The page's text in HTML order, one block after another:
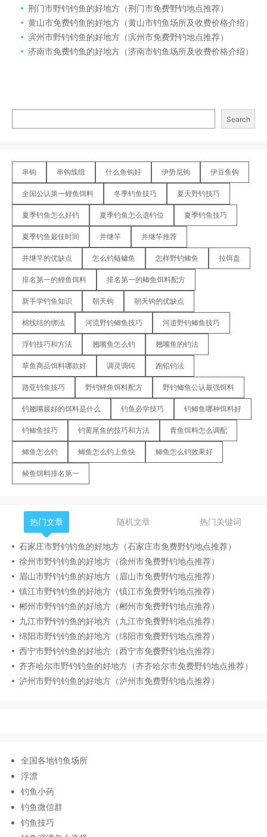
荆门市野钓钓鱼的好地方（荆门市免费野钓地点推荐）
黄山市免费钓鱼的好地方（黄山市钓鱼场所及收费价格介绍）
滨州市野钓钓鱼的好地方（滨州市免费野钓地点推荐）
济南市免费钓鱼的好地方（济南市钓鱼场所及收费价格介绍）
Search
串钩 串钩线组 什么鱼钩好 伊势尼钩 伊豆鱼钩
全国公认第一鲤鱼饵料 冬季钓鱼技巧 夏天野钓技巧
夏季钓鱼怎么好钓 夏季钓鱼怎么选钓位 夏季钓鱼技巧
夏季钓鱼最佳时间 并继竿 并继竿推荐
并继竿的优缺点 怎么钓鲢鳙鱼 怎样野钓鲫鱼 拉饵盘
排名第一的鲤鱼饵料 排名第一的鲫鱼饵料配方
新手学钓鱼知识 朝天钩 朝天钩的优缺点
棉线结的绑法 河流野钓鲫鱼技巧 河道野钓鲫鱼技巧
浮钓技巧和方法 翘嘴鱼怎么钓 翘嘴鱼的钓法
草鱼商品饵料哪款好 调灵调钝 跑铅钓法
路亚钓鱼技巧 野钓鲤鱼饵料配方 野钓鲫鱼公认最强饵料
钓翘嘴最好的饵料是什么 钓鱼必学技巧 钓鲫鱼哪种饵料好
钓鲫鱼技巧 钓黄尾鱼的技巧和方法 青鱼饵料怎么调配
鲫鱼怎么钓 鲫鱼怎么钓上鱼快 鲫鱼怎么钓效果好
鲮鱼饵料排名第一
热门文章 随机文章 热门关键词
石家庄市野钓钓鱼的好地方（石家庄市免费野钓地点推荐）
徐州市野钓钓鱼的好地方（徐州市免费野钓地点推荐）
眉山市野钓钓鱼的好地方（眉山市免费野钓地点推荐）
镇江市野钓钓鱼的好地方（镇江市免费野钓地点推荐）
郴州市野钓钓鱼的好地方（郴州市免费野钓地点推荐）
九江市野钓钓鱼的好地方（九江市免费野钓地点推荐）
绵阳市野钓钓鱼的好地方（绵阳市免费野钓地点推荐）
西宁市野钓钓鱼的好地方（西宁市免费野钓地点推荐）
齐齐哈尔市野钓钓鱼的好地方（齐齐哈尔市免费野钓地点推荐）
泸州市野钓钓鱼的好地方（泸州市免费野钓地点推荐）
全国各地钓鱼场所
浮漂
钓鱼小药
钓鱼微信群
钓鱼技巧